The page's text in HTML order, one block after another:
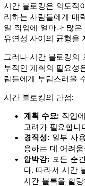
시간 블로킹은 의도적
리하는 사람들에게 매
일 작업에 얼마나 많
유연성 사이의 균형을
그러나 시간 블로킹의
부적인 계획의 필요성
람들에게 부담스러울
시간 블로킹의 단점:
계획 수요: 작업
고려가 필요합니
경직성: 일부 사
응하는 데 어려
압박감: 모든 순
다. 따라서 시간
시간 블록을 할